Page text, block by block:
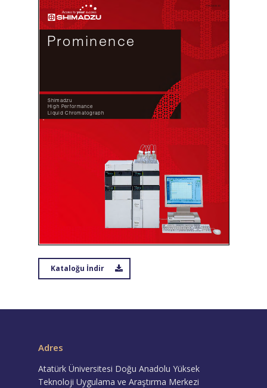
Kataloğu İndir
Adres
Atatürk Üniversitesi Doğu Anadolu Yüksek
Teknoloji Uygulama ve Araştırma Merkezi